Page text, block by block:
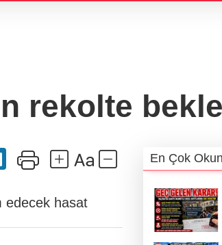
rekolte
edecek hasat
En Çok